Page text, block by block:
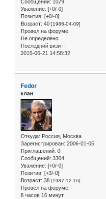
Сообщений: 1079
Уважение: [+0/-0]
Позитив: [+0/-0]
Возраст: 40 [1986-04-09]
Провел на форуме:
Не определено
Последний визит:
2015-06-21 14:58:32
Fedor
клан
Откуда: Россия, Москва
Зарегистрирован: 2006-01-05
Приглашений: 0
Сообщений: 3304
Уважение: [+0/-0]
Позитив: [+3/-0]
Возраст: 38 [1987-12-16]
Провел на форуме:
8 часов 16 минут